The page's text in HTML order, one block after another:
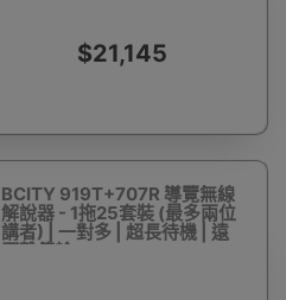
$21,145
BCITY 919T+707R 導覽無線
解說器 - 1拖25套裝 (最多兩位
講者) | 一對多 | 超長待機 | 遠
距離傳輸